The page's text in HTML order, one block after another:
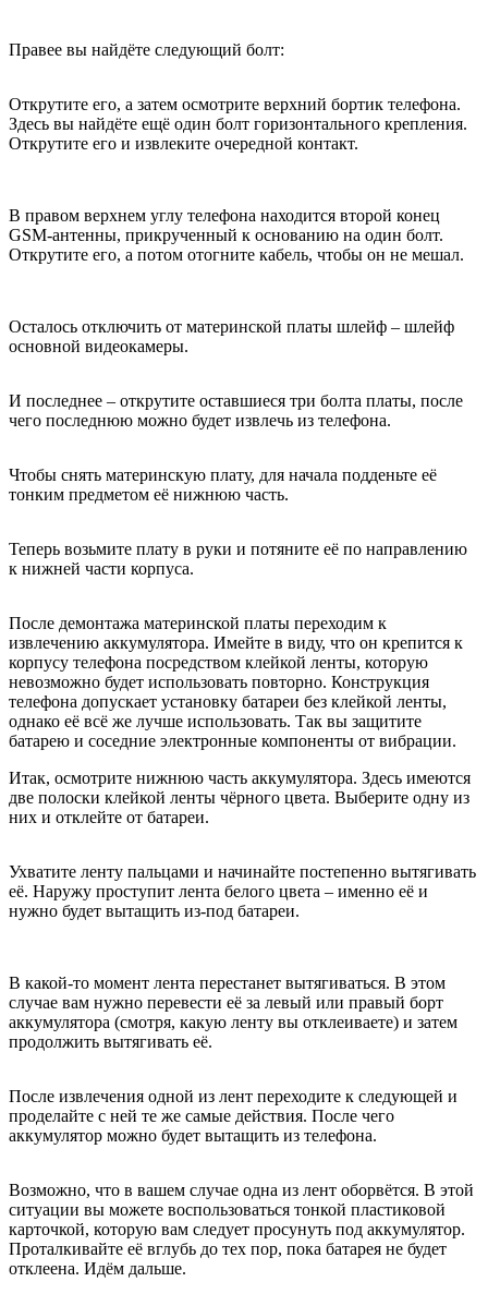
Правее вы найдёте следующий болт:
Открутите его, а затем осмотрите верхний бортик телефона.
Здесь вы найдёте ещё один болт горизонтального крепления.
Открутите его и извлеките очередной контакт.
В правом верхнем углу телефона находится второй конец
GSM-антенны, прикрученный к основанию на один болт.
Открутите его, а потом отогните кабель, чтобы он не мешал.
Осталось отключить от материнской платы шлейф – шлейф
основной видеокамеры.
И последнее – открутите оставшиеся три болта платы, после
чего последнюю можно будет извлечь из телефона.
Чтобы снять материнскую плату, для начала подденьте её
тонким предметом её нижнюю часть.
Теперь возьмите плату в руки и потяните её по направлению
к нижней части корпуса.
После демонтажа материнской платы переходим к
извлечению аккумулятора. Имейте в виду, что он крепится к
корпусу телефона посредством клейкой ленты, которую
невозможно будет использовать повторно. Конструкция
телефона допускает установку батареи без клейкой ленты,
однако её всё же лучше использовать. Так вы защитите
батарею и соседние электронные компоненты от вибрации.
Итак, осмотрите нижнюю часть аккумулятора. Здесь имеются
две полоски клейкой ленты чёрного цвета. Выберите одну из
них и отклейте от батареи.
Ухватите ленту пальцами и начинайте постепенно вытягивать
её. Наружу проступит лента белого цвета – именно её и
нужно будет вытащить из-под батареи.
В какой-то момент лента перестанет вытягиваться. В этом
случае вам нужно перевести её за левый или правый борт
аккумулятора (смотря, какую ленту вы отклеиваете) и затем
продолжить вытягивать её.
После извлечения одной из лент переходите к следующей и
проделайте с ней те же самые действия. После чего
аккумулятор можно будет вытащить из телефона.
Возможно, что в вашем случае одна из лент оборвётся. В этой
ситуации вы можете воспользоваться тонкой пластиковой
карточкой, которую вам следует просунуть под аккумулятор.
Проталкивайте её вглубь до тех пор, пока батарея не будет
отклеена. Идём дальше.